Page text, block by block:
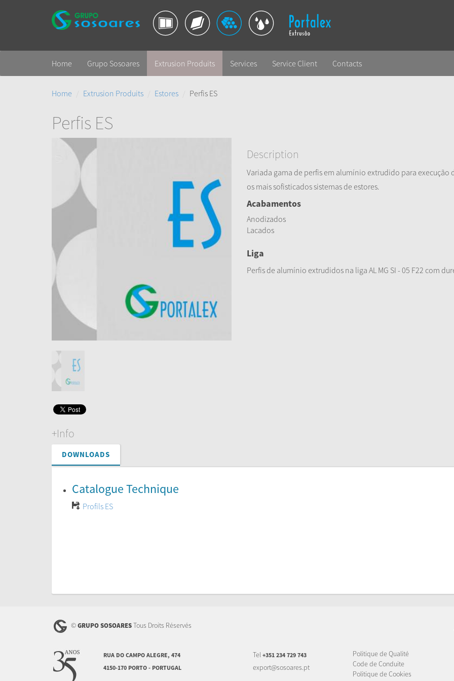
Home Grupo Sosoares Extrusion Produits Services Service Client Contacts
Home Extrusion Produits Estores Perfis ES
Perfis ES
Description
Variada gama de perfis em alumínio extrudido para execução
os mais sofisticados sistemas de estores.
Acabamentos
Anodizados
Lacados
Liga
Perfis de alumínio extrudidos na liga AL MG SI - 05 F22 com
+Info
DOWNLOADS
Catalogue Technique
Profils ES
©GRUPO SOSOARESTous Droits Réservés
RUA DO CAMPO ALEGRE, 474
4150-170 PORTO - PORTUGAL
Tel +351 234 729 743
export@sosoares.pt
Politique de Qualité
Code de Conduite
Politique de Cookies